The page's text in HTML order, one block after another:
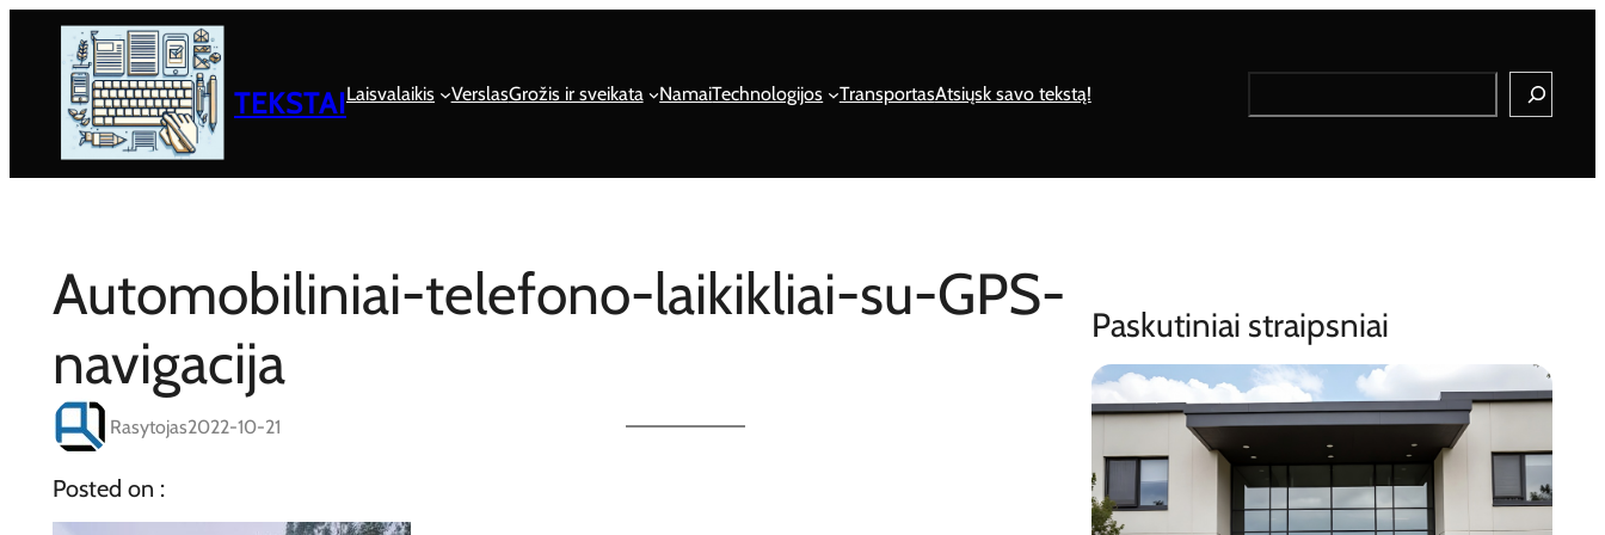
TEKSTAILaisvalaikis VerslasGrožis ir sveikata NamaiTechnologijos TransportasAtsiųsk savo tekstą!
Search
Automobiliniai-telefono-laikikliai-su-GPS-
navigacija
Rasytojas2022-10-21
Posted on :
Paskutiniai straipsniai